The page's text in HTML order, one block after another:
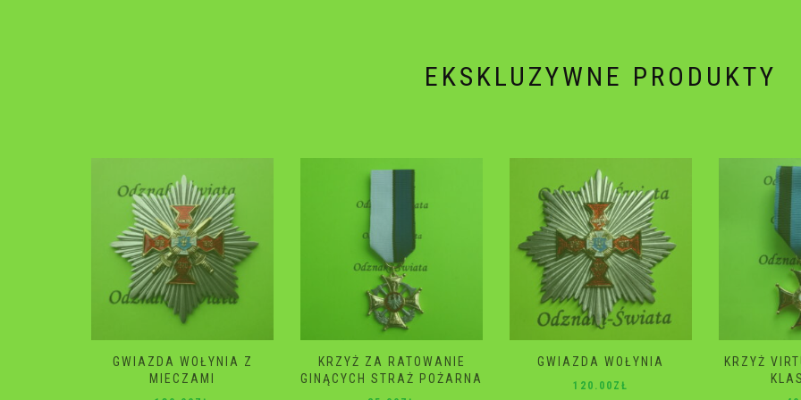
EKSKLUZYWNE PRODUKTY
KRZYŻ ZA RATOWANIE
GINĄCYCH STRAŻ POŻARNA
GWIAZDA WOŁYNIA
120.00 ZŁ
KRZYŻ VIRTUTI MILITARI 4
KLASA 2 RP